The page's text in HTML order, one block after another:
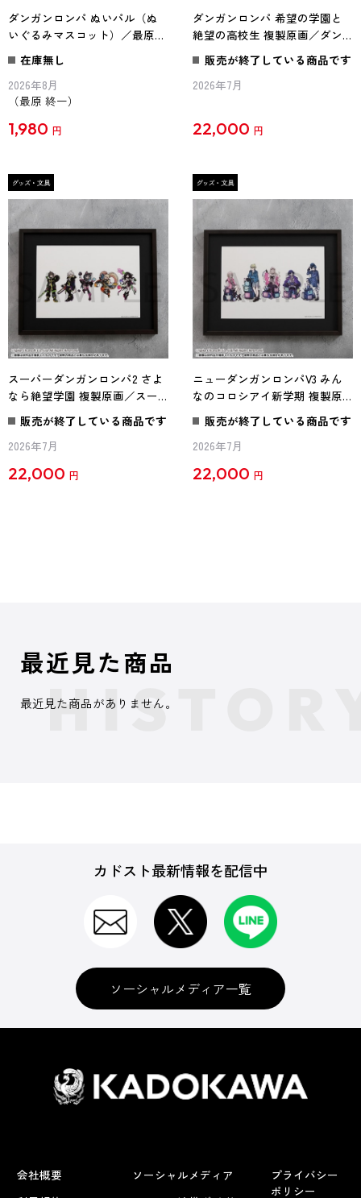
ダンガンロンパ ぬいパル（ぬ
いぐるみマスコット）／最原
終一
在庫無し
2026年8月
（最原 終一）
1,980 円
ダンガンロンパ 希望の学園と
絶望の高校生 複製原画／ダン
ガンロンパ
販売が終了している商品です
2026年7月
22,000 円
スーパーダンガンロンパ2 さよ
なら絶望学園 複製原画／スー
パーダンガンロンパ2
販売が終了している商品です
2026年7月
22,000 円
ニューダンガンロンパV3 みん
なのコロシアイ新学期 複製原
画／ニューダンガンロンパV3
販売が終了している商品です
2026年7月
22,000 円
最近見た商品
最近見た商品がありません。
カドスト最新情報を配信中
ソーシャルメディア一覧
会社概要
ソーシャルメディア
プライバシー
ポリシー